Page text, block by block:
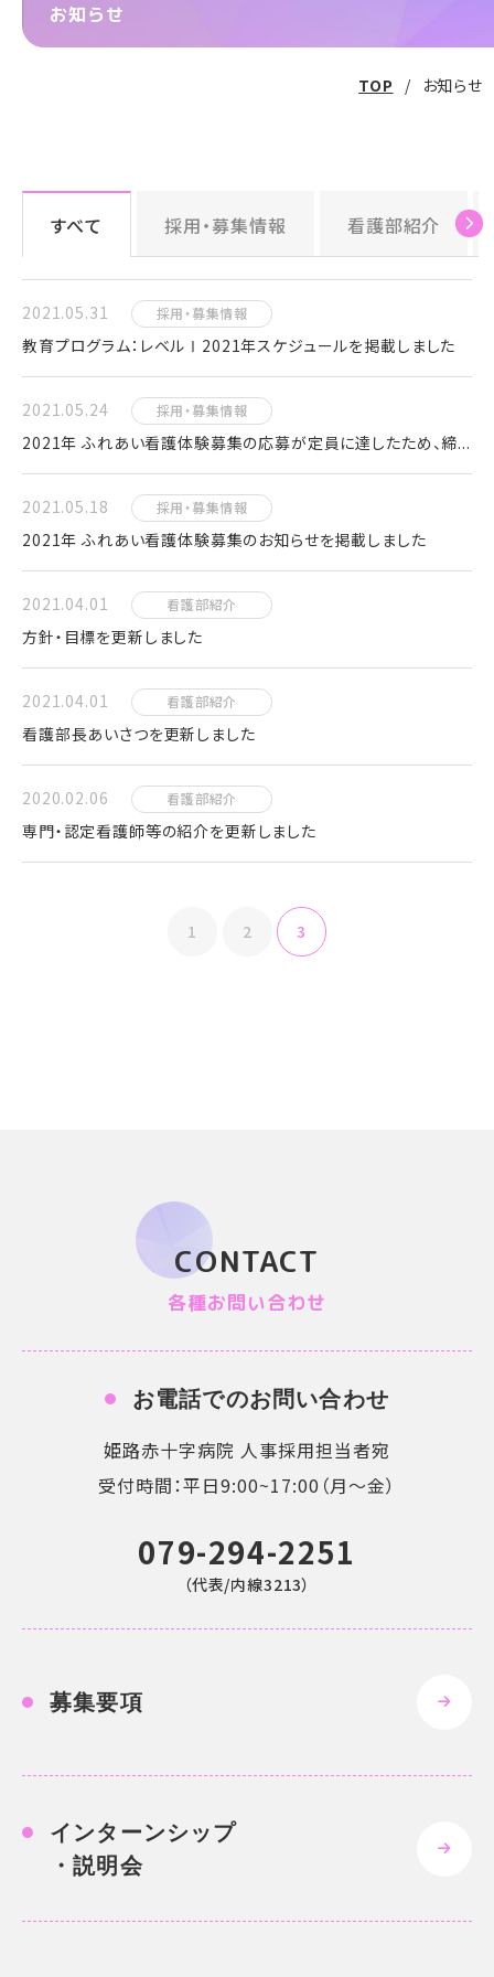
お知らせ
TOP お知らせ
すべて 採用・募集情報 看護部紹介
2021.05.31 採用・募集情報
教育プログラム：レベルⅠ2021年スケジュールを掲載しました
2021.05.24 採用・募集情報
2021年 ふれあい看護体験募集の応募が定員に達したため、締...
2021.05.18 採用・募集情報
2021年 ふれあい看護体験募集のお知らせを掲載しました
2021.04.01 看護部紹介
方針・目標を更新しました
2021.04.01 看護部紹介
看護部長あいさつを更新しました
2020.02.06 看護部紹介
専門・認定看護師等の紹介を更新しました
1 2 3
CONTACT
各種お問い合わせ
お電話でのお問い合わせ
姫路赤十字病院 人事採用担当者宛
受付時間：平日9:00~17:00（月〜金）
079-294-2251
（代表/内線3213）
募集要項
インターンシップ
・説明会